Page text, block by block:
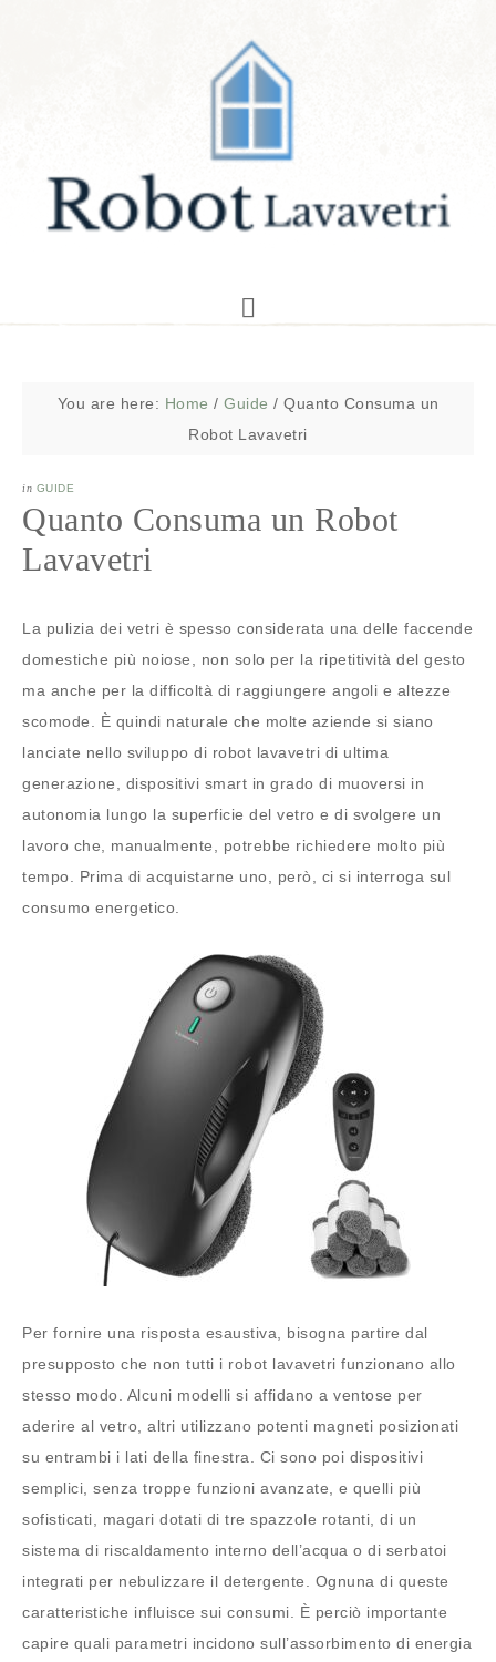
You are here: Home / Guide / Quanto Consuma un
Robot Lavavetri
in GUIDE
Quanto Consuma un Robot
Lavavetri
La pulizia dei vetri è spesso considerata una delle faccende
domestiche più noiose, non solo per la ripetitività del gesto
ma anche per la difficoltà di raggiungere angoli e altezze
scomode. È quindi naturale che molte aziende si siano
lanciate nello sviluppo di robot lavavetri di ultima
generazione, dispositivi smart in grado di muoversi in
autonomia lungo la superficie del vetro e di svolgere un
lavoro che, manualmente, potrebbe richiedere molto più
tempo. Prima di acquistarne uno, però, ci si interroga sul
consumo energetico.
Per fornire una risposta esaustiva, bisogna partire dal
presupposto che non tutti i robot lavavetri funzionano allo
stesso modo. Alcuni modelli si affidano a ventose per
aderire al vetro, altri utilizzano potenti magneti posizionati
su entrambi i lati della finestra. Ci sono poi dispositivi
semplici, senza troppe funzioni avanzate, e quelli più
sofisticati, magari dotati di tre spazzole rotanti, di un
sistema di riscaldamento interno dell’acqua o di serbatoi
integrati per nebulizzare il detergente. Ognuna di queste
caratteristiche influisce sui consumi. È perciò importante
capire quali parametri incidono sull’assorbimento di energia